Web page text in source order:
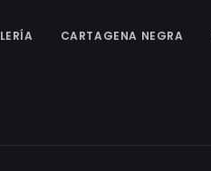
CARTAGENA NEGRA